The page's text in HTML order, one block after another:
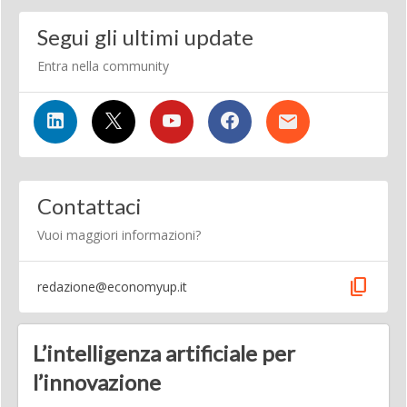
Segui gli ultimi update
Entra nella community
Contattaci
Vuoi maggiori informazioni?
redazione@economyup.it content_copy
L’intelligenza artificiale per
l’innovazione